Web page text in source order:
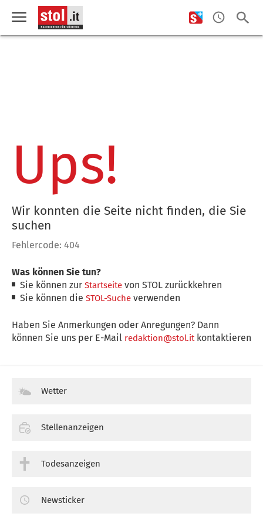
Ups!
Wir konnten die Seite nicht finden, die Sie
suchen
Fehlercode: 404
Was können Sie tun?
Sie können zurStartseite von STOL zurückkehren
Sie können dieSTOL-Suche verwenden
Haben Sie Anmerkungen oder Anregungen? Dann
können Sie uns per E-Mail redaktion@stol.itkontaktieren
Wetter
Stellenanzeigen
Todesanzeigen
Newsticker